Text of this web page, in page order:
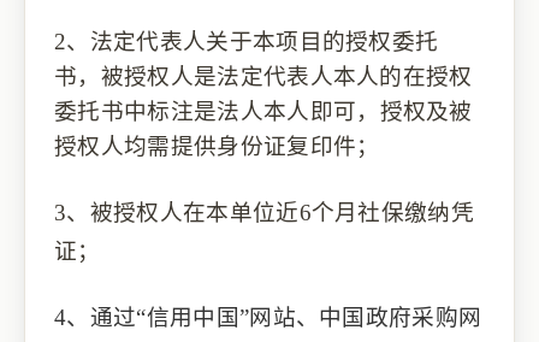
2、 法定代表人关于本项目的授权委托
书， 被授权人是法定代表人本人的在授权
委托书中标注是法人本人即可， 授权及被
授权人均需提供身份证复印件；
3、 被授权人在本单位近6个月社保缴纳凭
证；
4、 通过“信用中国”网站、中国政府采购网